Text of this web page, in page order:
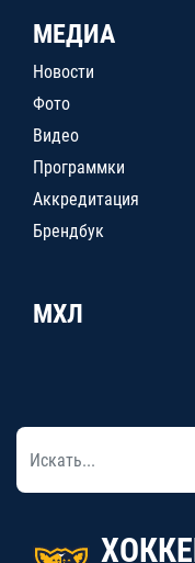
МЕДИА
Новости
Фото
Видео
Программки
Аккредитация
Брендбук
МХЛ